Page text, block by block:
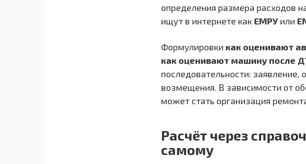
определения размера расходов
ищут в интернете как ЕМРУ или
Формулировки как оценивают
как оценивают машину после
последовательности: заявление,
возмещения. В зависимости от
может стать организация
Расчёт через
самому